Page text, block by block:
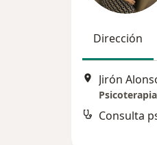
Dirección
Jirón
Consulta